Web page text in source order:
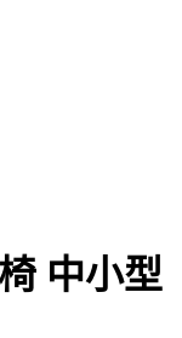
中小型